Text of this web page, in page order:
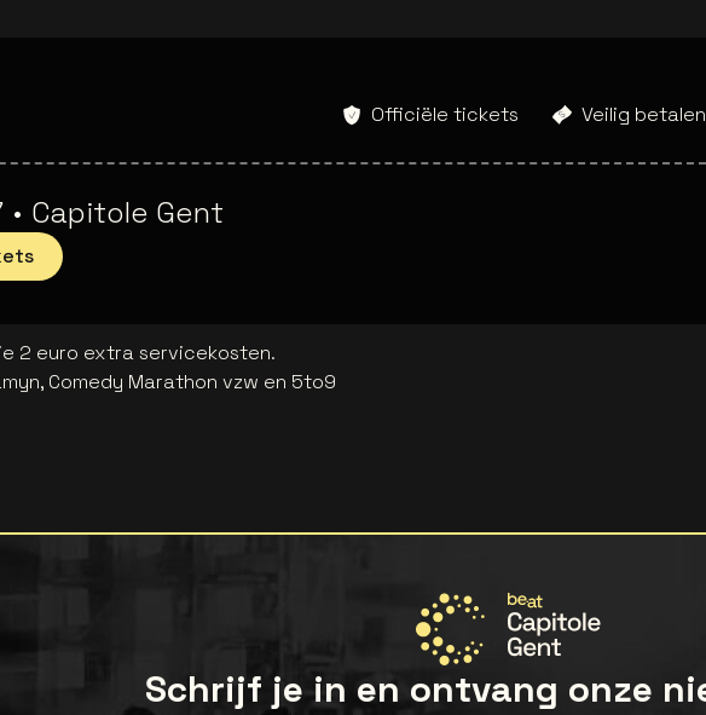
Officiële tickets Veilig betalen
• Capitole Gent
2 euro extra servicekosten.
Comedy Marathon vzw en 5to9
Schrijf je in en ontvang onze